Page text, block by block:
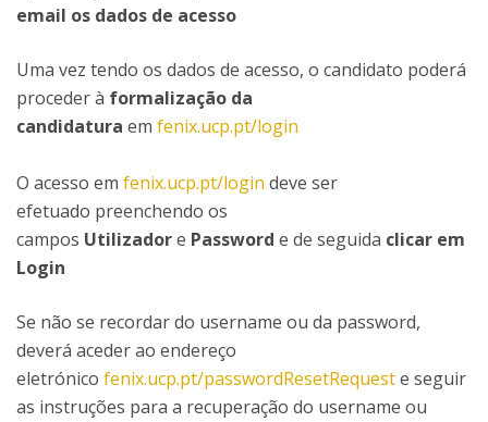
email os dados de acesso
Uma vez tendo os dados de acesso, o candidato poderá
proceder à formalização da
candidatura em fenix.ucp.pt/login
O acesso em fenix.ucp.pt/login deve ser
efetuado preenchendo os
campos Utilizadore Password e de seguida clicar em
Login
Se não se recordar do username ou da password,
deverá aceder ao endereço
eletrónico fenix.ucp.pt/passwordResetRequeste seguir
as instruções para a recuperação do username ou